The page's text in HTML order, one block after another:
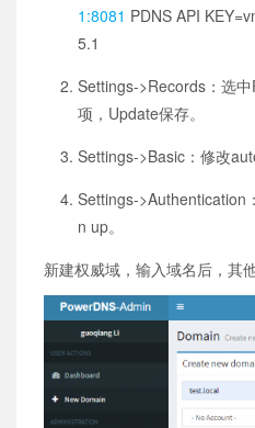
1:8081 PDNS API
5.1
Settings->Records：选
项，Update保存。
Settings->Basic：修改
Settings->Authentication
n up。
新建权威域，输入域名后，其